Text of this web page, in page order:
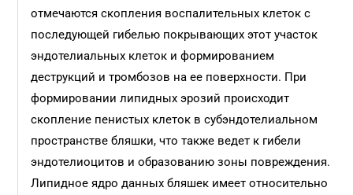
отмечаются скопления воспалительных клеток с
последующей гибелью покрывающих этот участок
эндотелиальных клеток и формированием
деструкций и тромбозов на ее поверхности. При
формировании липидных эрозий происходит
скопление пенистых клеток в субэндотелиальном
пространстве бляшки, что также ведет к гибели
эндотелиоцитов и образованию зоны повреждения.
Липидное ядро данных бляшек имеет относительно